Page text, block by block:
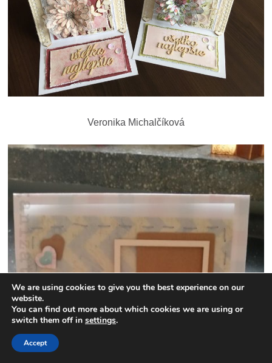
Veronika Michalčíková
We are using cookies to give you the best experience on our
website.
You can find out more about which cookies we are using or
switch them off in settings.
Accept